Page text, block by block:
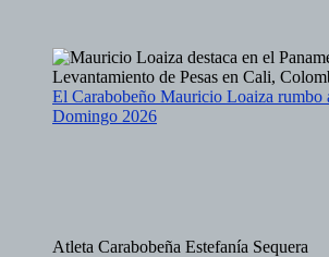
El Carabobeño Mauricio Loaiza rumbo
Domingo 2026
Atleta Carabobeña Estefanía Sequera